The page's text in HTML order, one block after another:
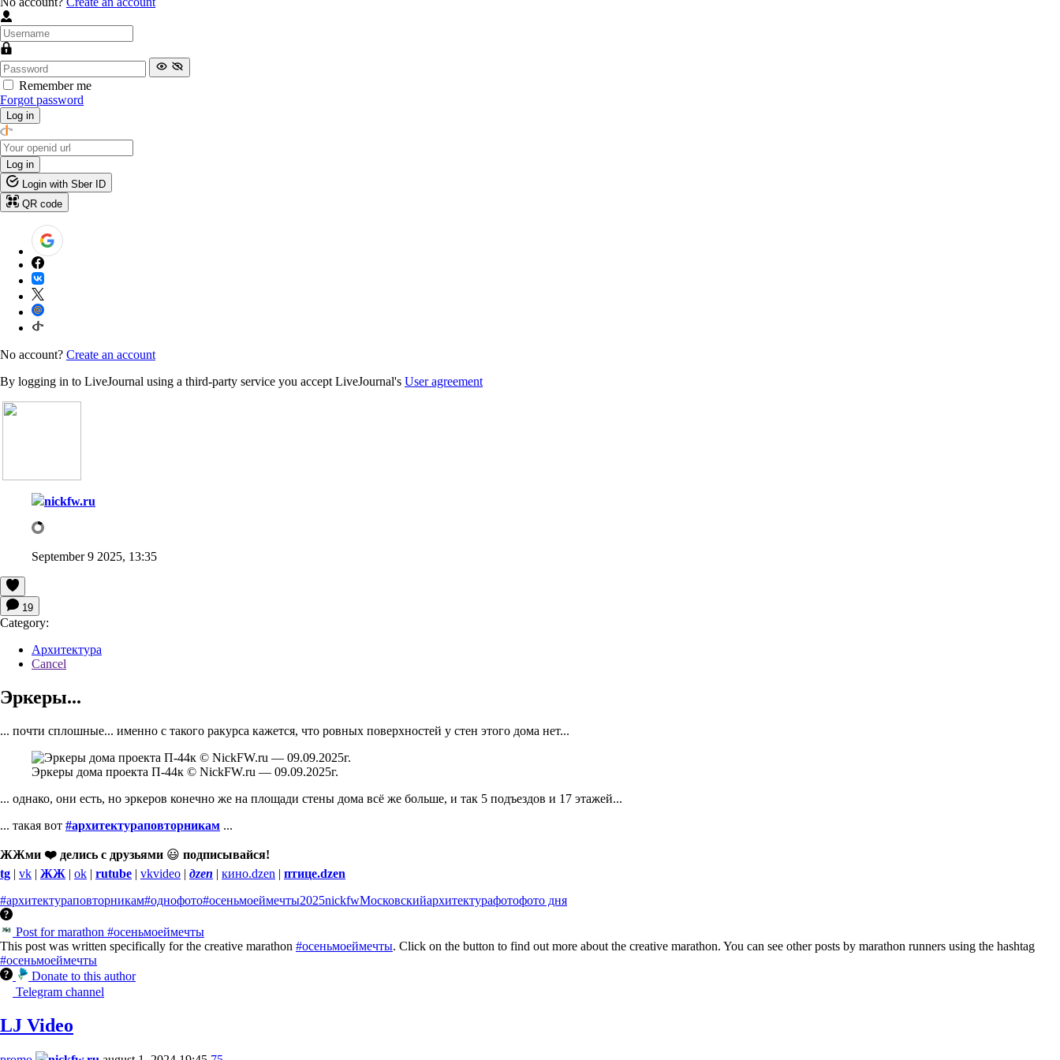
Remember me
Forgot password
Log in
Log in
Login with Sber ID
QR code
No account? Create an account
By logging in to LiveJournal using a third-party service you accept LiveJournal's User agreement
nickfw.ru
September 9 2025, 13:35
19
Category:
Архитектура
Cancel
Эркеры...
... почти сплошные... именно с такого ракурса кажется, что ровных поверхностей у стен этого дома нет...
Эркеры дома проекта П-44к © NickFW.ru — 09.09.2025г.
... однако, они есть, но эркеров конечно же на площади стены дома всё же больше, и так 5 подъездов и 17 этажей...
... такая вот #архитектураповторникам ...
ЖЖми ❤️ делись с друзьями 😃 подписывайся!
tg | vk | ЖЖ | ok | rutube | vkvideo | дzen | кино.dzen | птице.dzen
#архитектураповторникам#однофото#осеньмоеймечты2025nickfwМосковскийархитектурафотофото дня
Post for marathon #осеньмоеймечты
This post was written specifically for the creative marathon #осеньмоеймечты. Click on the button to find out more about the creative marathon. You can see other posts by marathon runners using the hashtag
#осеньмоеймечты
Donate to this author
Telegram channel
LJ Video